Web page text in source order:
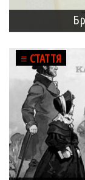
≡ СТАТТЯ